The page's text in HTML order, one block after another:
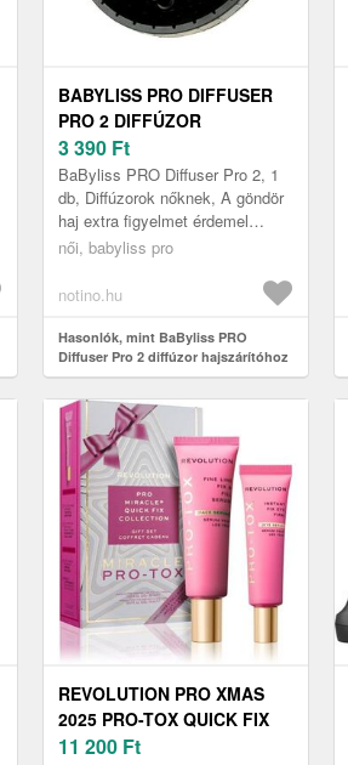
BABYLISS PRO DIFFUSER
PRO 2 DIFFÚZOR
HAJSZÁRÍTÓHOZ BABD12E
1 DB
3 390 Ft
BaByliss PRO Diffuser Pro 2, 1
db, Diffúzorok nőknek, A göndör
haj extra figyelmet érdemel
hajszárításkor is ha meg
szé...
női, babyliss pro
notino.hu
Hasonlók, mint BaByliss PRO
Diffuser Pro 2 diffúzor hajszárítóhoz
BABD12E 1 db
REVOLUTION PRO XMAS
2025 PRO-TOX QUICK FIX
KARÁCSONYI
11 200 Ft